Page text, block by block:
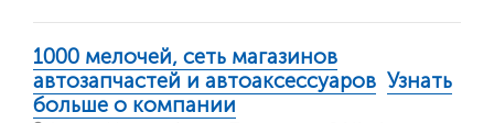
1000 мелочей, сеть магазинов
автозапчастей и автоаксессуаров Узнать
больше о компании